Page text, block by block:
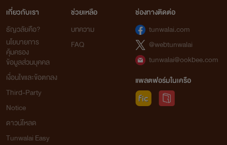
เกี่ยวกับเรา
ธัญวลัยคือ?
นโยบายการ
คุ้มครอง
ข้อมูลส่วนบุคคล
เงื่อนไขและข้อตกลง
Third-Party
Notice
ดาวน์โหลด
Tunwalai Easy
ช่วยเหลือ
บทความ
FAQ
ช่องทางติดต่อ
tunwalai.com
@webtunwalai
tunwalai@ookbee.com
แพลตฟอร์มในเครือ